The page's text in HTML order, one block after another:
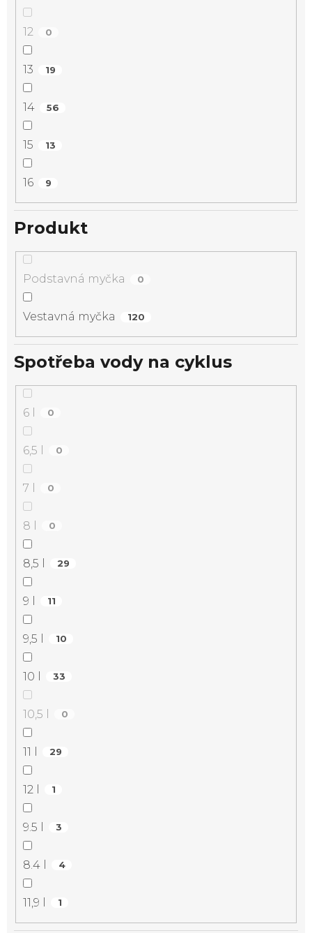
12 0
13 19
14 56
15 13
16 9
Produkt
Podstavná myčka 0
Vestavná myčka 120
Spotřeba vody na cyklus
6 l 0
6,5 l 0
7 l 0
8 l 0
8,5 l 29
9 l 11
9,5 l 10
10 l 33
10,5 l 0
11 l 29
12 l 1
9.5 l 3
8.4 l 4
11,9 l 1